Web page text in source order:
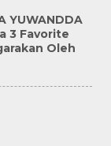
YUWANDDA
3 Favorite
Oleh